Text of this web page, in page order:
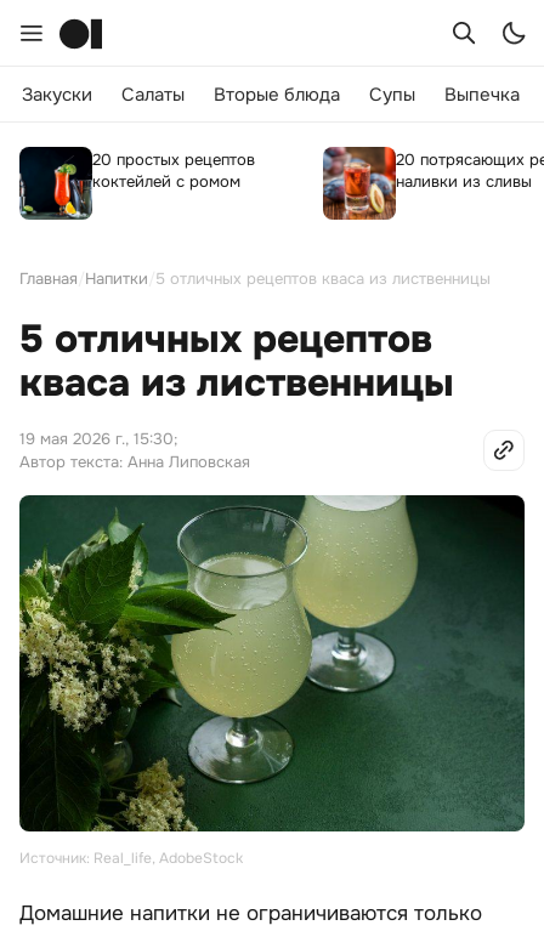
Закуски Салаты Вторые блюда Супы Выпечка
20 простых рецептов
коктейлей с ромом
20 потрясающих
наливки из сливы
Главная Напитки 5 отличных рецептов кваса из лиственницы
5 отличных рецептов
кваса из лиственницы
19 мая 2026 г., 15:30;
Автор текста: Анна Липовская
Источник: Real_life, AdobeStock
Домашние напитки не ограничиваются только